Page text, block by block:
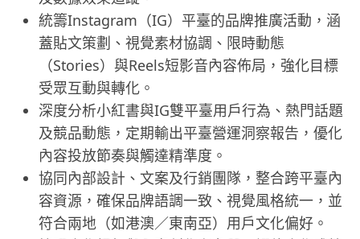
統籌Instagram（IG）平臺的品牌推廣活動，涵
蓋貼文策劃、視覺素材協調、限時動態
（Stories）與Reels短影音內容佈局，強化目標
受眾互動與轉化。
深度分析小紅書與IG雙平臺用戶行為、熱門話題
及競品動態，定期輸出平臺營運洞察報告，優化
內容投放節奏與觸達精準度。
協同內部設計、文案及行銷團隊，整合跨平臺內
容資源，確保品牌語調一致、視覺風格統一，並
符合兩地（如港澳／東南亞）用戶文化偏好。